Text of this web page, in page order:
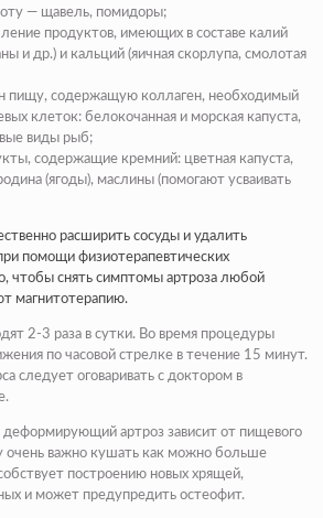
— щавель, помидоры;
продуктов, имеющих в составе калий
и др.) и кальций (яичная скорлупа, смолотая
пищу, содержащую коллаген, необходимый
клеток: белокочанная и морская капуста,
виды рыб;
содержащие кремний: цветная капуста,
(ягоды), маслины (помогают усваивать
расширить сосуды и удалить
помощи физиотерапевтических
чтобы снять симптомы артроза любой
магнитотерапию.
2-3 раза в сутки. Во время процедуры
по часовой стрелке в течение 15 минут.
следует оговаривать с доктором в
деформирующий артроз зависит от пищевого
очень важно кушать как можно больше
построению новых хрящей,
и может предупредить остеофит.